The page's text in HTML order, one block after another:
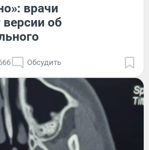
врачи
об
Обсудить